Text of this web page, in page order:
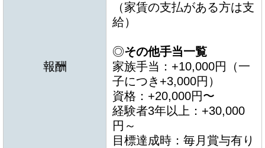
報酬
（家賃の支払がある方は支
給）
◎その他手当一覧
家族手当：+10,000円（一
子につき+3,000円）
資格：+20,000円〜
経験者3年以上：+30,000
円～
目標達成時：毎月賞与有り